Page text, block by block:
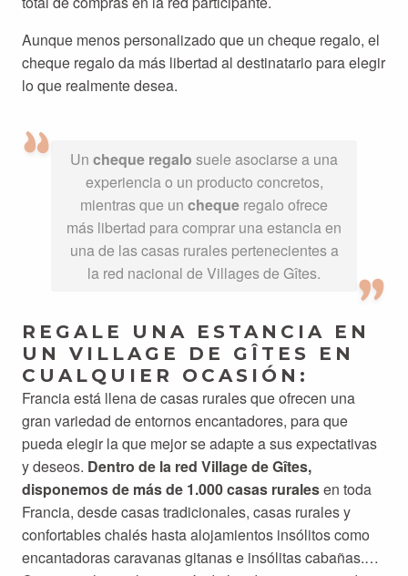
Aunque menos personalizado que un cheque regalo, el
cheque regalo da más libertad al destinatario para elegir
lo que realmente desea.
Un cheque regalo suele asociarse a una
experiencia o un producto concretos,
mientras que un cheque regalo ofrece
más libertad para comprar una estancia en
una de las casas rurales pertenecientes a
la red nacional de Villages de Gîtes.
REGALE UNA ESTANCIA EN
UN VILLAGE DE GÎTES EN
CUALQUIER OCASIÓN:
Francia está llena de casas rurales que ofrecen una
gran variedad de entornos encantadores, para que
pueda elegir la que mejor se adapte a sus expectativas
y deseos. Dentro de la red Village de Gîtes,
disponemos de más de 1.000 casas ruralesen toda
Francia, desde casas tradicionales, casas rurales y
confortables chalés hasta alojamientos insólitos como
encantadoras caravanas gitanas e insólitas cabañas.